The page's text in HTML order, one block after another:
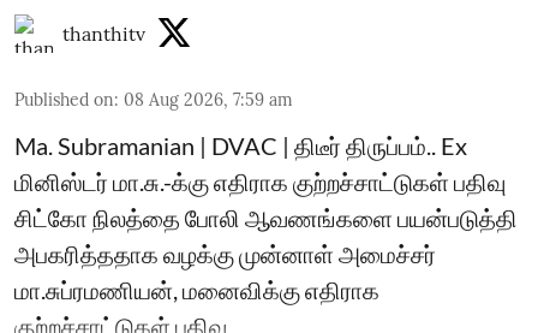
thanthitv
Published on: 08 Aug 2026, 7:59 am
Ma. Subramanian | DVAC | திடீர் திருப்பம்.. Ex
மினிஸ்டர் மா.சு.-க்கு எதிராக குற்றச்சாட்டுகள் பதிவு
சிட்கோ நிலத்தை போலி ஆவணங்களை பயன்படுத்தி
அபகரித்ததாக வழக்கு முன்னாள் அமைச்சர்
மா.சுப்ரமணியன், மனைவிக்கு எதிராக
குற்றச்சாட்டுகள் பதிவு